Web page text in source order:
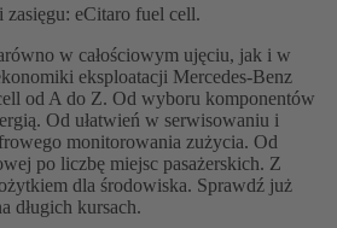
zasięgu: eCitaro fuel cell.
w całościowym ujęciu, jak i w
eksploatacji Mercedes-Benz
od A do Z. Od wyboru komponentów
Od ułatwień w serwisowaniu i
monitorowania zużycia. Od
po liczbę miejsc pasażerskich. Z
dla środowiska. Sprawdź już
długich kursach.